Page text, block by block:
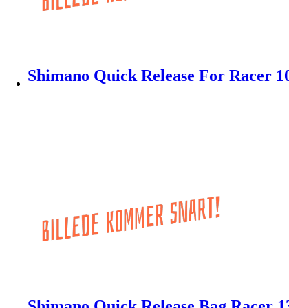
Shimano Quick Release For Racer